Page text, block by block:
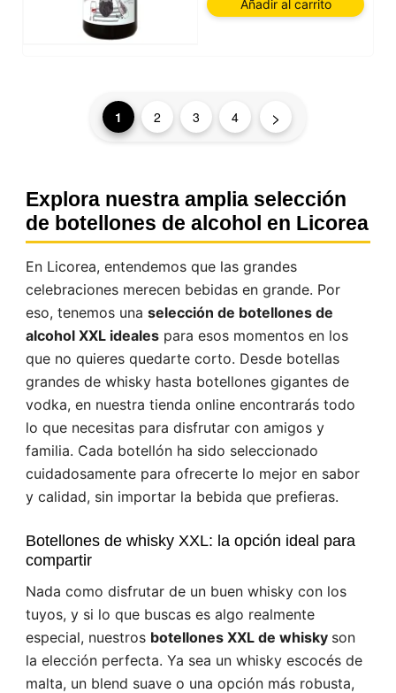
Añadir al carrito
1 2 3 4 >
Explora nuestra amplia selección
de botellones de alcohol en Licorea
En Licorea, entendemos que las grandes
celebraciones merecen bebidas en grande. Por
eso, tenemos una selección de botellones de
alcohol XXL ideales para esos momentos en los
que no quieres quedarte corto. Desde botellas
grandes de whisky hasta botellones gigantes de
vodka, en nuestra tienda online encontrarás todo
lo que necesitas para disfrutar con amigos y
familia. Cada botellón ha sido seleccionado
cuidadosamente para ofrecerte lo mejor en sabor
y calidad, sin importar la bebida que prefieras.
Botellones de whisky XXL: la opción ideal para
compartir
Nada como disfrutar de un buen whisky con los
tuyos, y si lo que buscas es algo realmente
especial, nuestros botellones XXL de whisky son
la elección perfecta. Ya sea un whisky escocés de
malta, un blend suave o una opción más robusta,
recordar las elecciones del usuario, mejorar nuestro
sitio web y, por último, con fines de marketing.
Puede rechazar todo tratamiento no esencial